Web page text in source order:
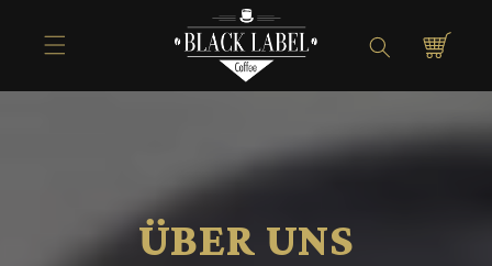
Inhalt
Warenkorb
ÜBER UNS